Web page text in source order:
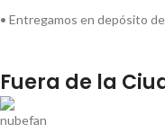
• Entregamos en depósito
Fuera de la